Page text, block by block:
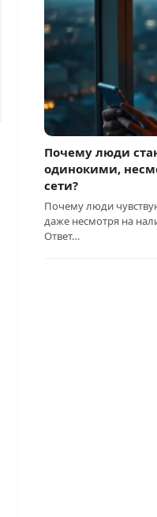
Почему люди
одинокими,
сети?
Почему люди
даже несмотря на
Ответ…